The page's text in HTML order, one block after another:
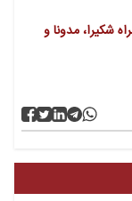
شکیرا، مدونا و